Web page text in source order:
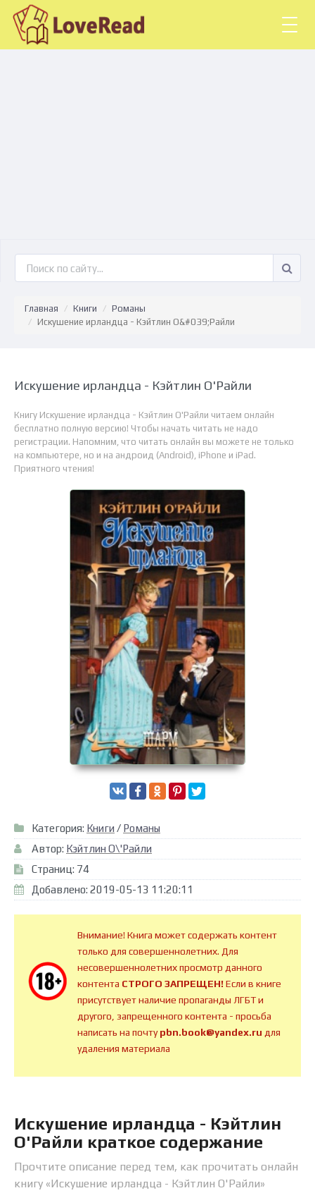
Главная Книги
Романы
Искушение ирландца - Кэйтлин О&#039;Райли
Искушение ирландца - Кэйтлин О'Райли
Книгу Искушение ирландца - Кэйтлин О'Райли читаем онлайн
бесплатно полную версию! Чтобы начать читать не надо
регистрации. Напомним, что читать онлайн вы можете не только
на компьютере, но и на андроид (Android), iPhone и iPad.
Приятного чтения!
Категория: Книги / Романы
Автор: Кэйтлин О\'Райли
Страниц: 74
Добавлено: 2019-05-13 11:20:11
Внимание! Книга может содержать контент
только для совершеннолетних. Для
несовершеннолетних просмотр данного
контента СТРОГО ЗАПРЕЩЕН!Если в книге
присутствует наличие пропаганды ЛГБТ и
другого, запрещенного контента - просьба
написать на почтуpbn.book@yandex.ru для
удаления материала
Искушение ирландца - Кэйтлин
О'Райли краткое содержание
Прочтите описание перед тем, как прочитать онлайн
книгу «Искушение ирландца - Кэйтлин О'Райли»